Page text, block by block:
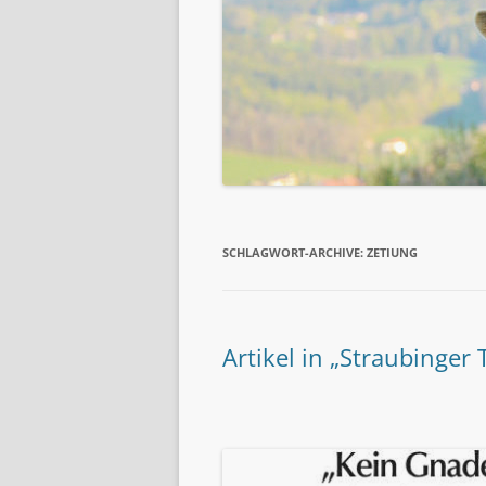
SCHLAGWORT-ARCHIVE: ZETIUNG
Artikel in „Straubinger